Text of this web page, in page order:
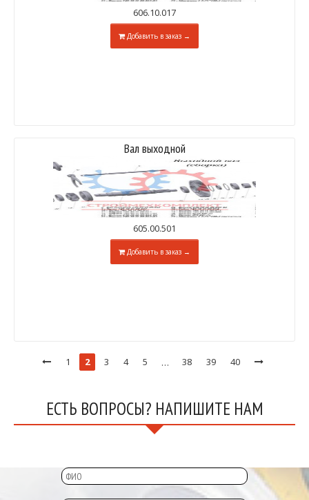
606.10.017
Добавить в заказ →
Вал выходной
605.00.501
Добавить в заказ →
1 2 3 4 5 … 38 39 40
ЕСТЬ ВОПРОСЫ? НАПИШИТЕ НАМ